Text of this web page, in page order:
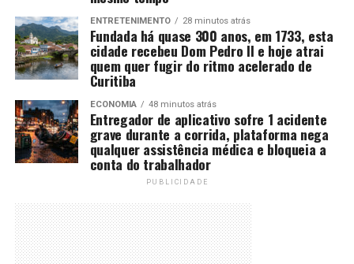
ENTRETENIMENTO 28 minutos atrás
Fundada há quase 300 anos, em 1733, esta
cidade recebeu Dom Pedro II e hoje atrai
quem quer fugir do ritmo acelerado de
Curitiba
ECONOMIA 48 minutos atrás
Entregador de aplicativo sofre 1 acidente
grave durante a corrida, plataforma nega
qualquer assistência médica e bloqueia a
conta do trabalhador
PUBLICIDADE